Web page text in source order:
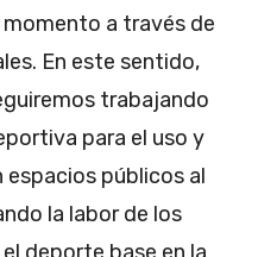
a través de
En este sentido,
trabajando
para el uso y
públicos al
la labor de los